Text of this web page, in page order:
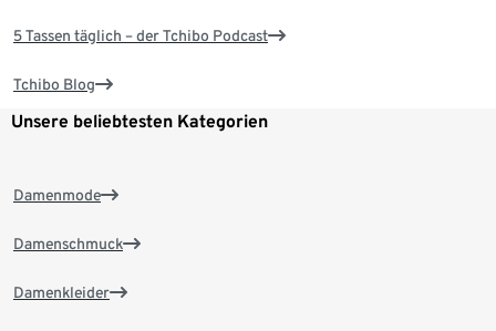
5 Tassen täglich – der Tchibo Podcast
Tchibo Blog
Unsere beliebtesten Kategorien
Damenmode
Damenschmuck
Damenkleider